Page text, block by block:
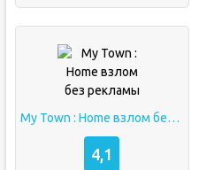
My Town : Home взлом без рекламы
4,1